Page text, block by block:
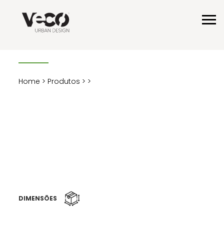
Home > Produtos > >
DIMENSÕES